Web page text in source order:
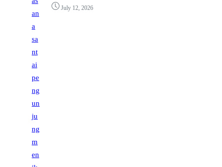
July 12, 2026